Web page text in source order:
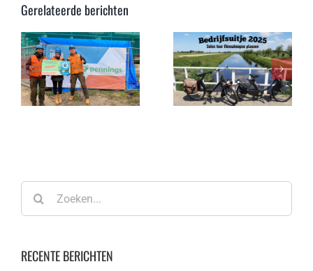
Gerelateerde berichten
Bedrijfsuitje
2025 – Solex
rijden
Verwerken
ontvangt
eerste
RECENTE BERICHTEN